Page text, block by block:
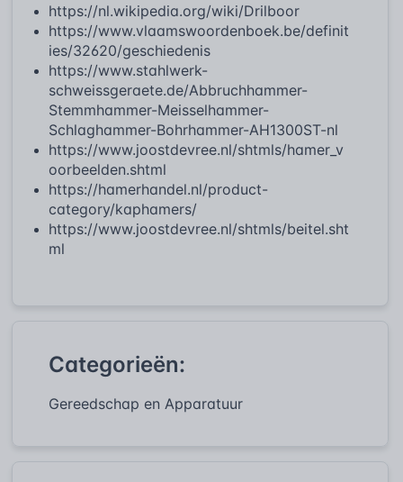
https://nl.wikipedia.org/wiki/Drilboor
https://www.vlaamswoordenboek.be/definit
ies/32620/geschiedenis
https://www.stahlwerk-
schweissgeraete.de/Abbruchhammer-
Stemmhammer-Meisselhammer-
Schlaghammer-Bohrhammer-AH1300ST-nl
https://www.joostdevree.nl/shtmls/hamer_v
oorbeelden.shtml
https://hamerhandel.nl/product-
category/kaphamers/
https://www.joostdevree.nl/shtmls/beitel.sht
ml
Categorieën:
Gereedschap en Apparatuur